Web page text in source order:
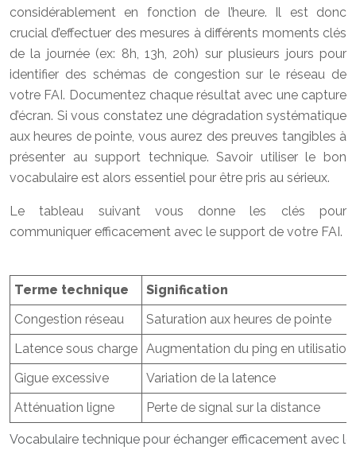
considérablement en fonction de l’heure. Il est donc
crucial d’effectuer des mesures à différents moments clés
de la journée (ex: 8h, 13h, 20h) sur plusieurs jours pour
identifier des schémas de congestion sur le réseau de
votre FAI. Documentez chaque résultat avec une capture
d’écran. Si vous constatez une dégradation systématique
aux heures de pointe, vous aurez des preuves tangibles à
présenter au support technique. Savoir utiliser le bon
vocabulaire est alors essentiel pour être pris au sérieux.
Le tableau suivant vous donne les clés pour
communiquer efficacement avec le support de votre FAI.
Vocabulaire technique pour échanger efficacement avec
Terme technique
Signification
Congestion réseau
Saturation aux heures de pointe
Latence sous charge Augmentation du ping en utilisation
Gigue excessive
Variation de la latence
Atténuation ligne
Perte de signal sur la distance